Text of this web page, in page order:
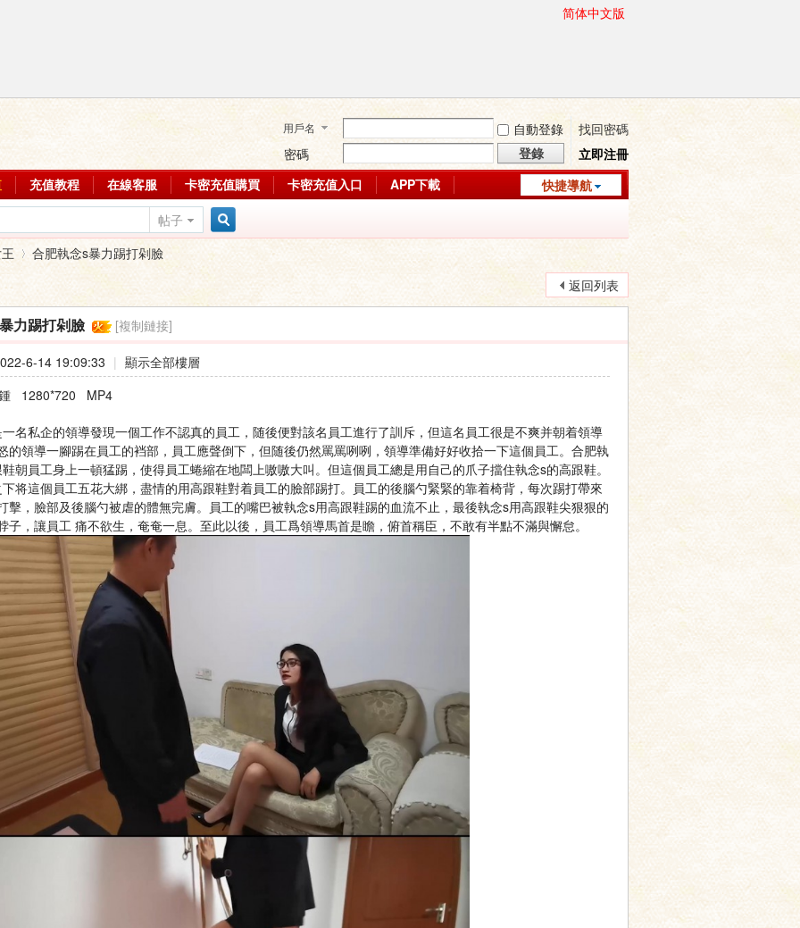
简体中文版
用戶名 自動登錄
找回密碼
密碼
登錄
立即注冊
快捷導航
充值教程 在線客服 卡密充值購買 卡密充值入口
APP下載
帖子
›
合肥執念s暴力踢打剁臉
返回列表
力踢打剁臉 [複制鏈接]
6-14 19:09:33 | 顯示全部樓層
1280*720 MP4
名私企的領導發現一個工作不認真的員工，随後便對該名員工進行了訓斥，但這名員工很是不爽并朝着領導
的領導一腳踢在員工的裆部，員工應聲倒下，但随後仍然罵罵咧咧，領導準備好好收拾一下這個員工。合肥執
朝員工身上一頓猛踢，使得員工蜷縮在地闆上嗷嗷大叫。但這個員工總是用自己的爪子擋住執念s的高跟鞋。
将這個員工五花大綁，盡情的用高跟鞋對着員工的臉部踢打。員工的後腦勺緊緊的靠着椅背，每次踢打帶來
擊，臉部及後腦勺被虐的體無完膚。員工的嘴巴被執念s用高跟鞋踢的血流不止，最後執念s用高跟鞋尖狠狠的
子，讓員工 痛不欲生，奄奄一息。至此以後，員工爲領導馬首是瞻，俯首稱臣，不敢有半點不滿與懈怠。